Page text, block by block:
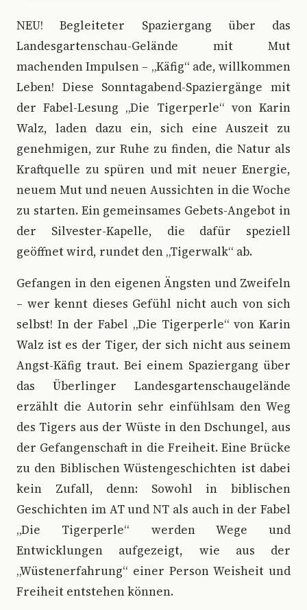
NEU! Begleiteter Spaziergang über das
Landesgartenschau-Gelände mit Mut
machenden Impulsen – „Käfig“ ade, willkommen
Leben! Diese Sonntagabend-Spaziergänge mit
der Fabel-Lesung „Die Tigerperle“ von Karin
Walz, laden dazu ein, sich eine Auszeit zu
genehmigen, zur Ruhe zu finden, die Natur als
Kraftquelle zu spüren und mit neuer Energie,
neuem Mut und neuen Aussichten in die Woche
zu starten. Ein gemeinsames Gebets-Angebot in
der Silvester-Kapelle, die dafür speziell
geöffnet wird, rundet den „Tigerwalk“ ab.
Gefangen in den eigenen Ängsten und Zweifeln
– wer kennt dieses Gefühl nicht auch von sich
selbst! In der Fabel „Die Tigerperle“ von Karin
Walz ist es der Tiger, der sich nicht aus seinem
Angst-Käfig traut. Bei einem Spaziergang über
das Überlinger Landesgartenschaugelände
erzählt die Autorin sehr einfühlsam den Weg
des Tigers aus der Wüste in den Dschungel, aus
der Gefangenschaft in die Freiheit. Eine Brücke
zu den Biblischen Wüstengeschichten ist dabei
kein Zufall, denn: Sowohl in biblischen
Geschichten im AT und NT als auch in der Fabel
„Die Tigerperle“ werden Wege und
Entwicklungen aufgezeigt, wie aus der
„Wüstenerfahrung“ einer Person Weisheit und
Freiheit entstehen können.